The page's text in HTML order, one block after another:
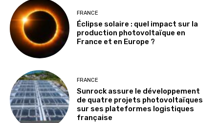
FRANCE
Éclipse solaire : quel impact sur la
production photovoltaïque en
France et en Europe ?
FRANCE
Sunrock assure le développement
de quatre projets photovoltaïques
sur ses plateformes logistiques
française